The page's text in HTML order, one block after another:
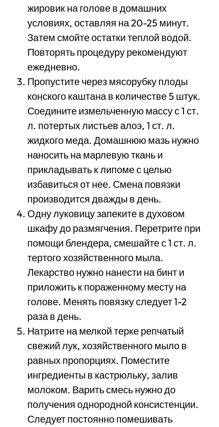
жировик на голове в домашних
условиях, оставляя на 20-25 минут.
Затем смойте остатки теплой водой.
Повторять процедуру рекомендуют
ежедневно.
Пропустите через мясорубку плоды
конского каштана в количестве 5 штук.
Соедините измельченную массу с 1 ст.
л. потертых листьев алоэ, 1 ст. л.
жидкого меда. Домашнюю мазь нужно
наносить на марлевую ткань и
прикладывать к липоме с целью
избавиться от нее. Смена повязки
производится дважды в день.
Одну луковицу запеките в духовом
шкафу до размягчения. Перетрите при
помощи блендера, смешайте с 1 ст. л.
тертого хозяйственного мыла.
Лекарство нужно нанести на бинт и
приложить к пораженному месту на
голове. Менять повязку следует 1-2
раза в день.
Натрите на мелкой терке репчатый
свежий лук, хозяйственного мыло в
равных пропорциях. Поместите
ингредиенты в кастрюльку, залив
молоком. Варить смесь нужно до
получения однородной консистенции.
Следует постоянно помешивать